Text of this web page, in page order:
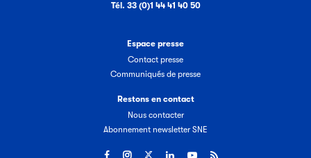
Tél. 33 (0)1 44 41 40 50
Espace presse
Contact presse
Communiqués de presse
Restons en contact
Nous contacter
Abonnement newsletter SNE